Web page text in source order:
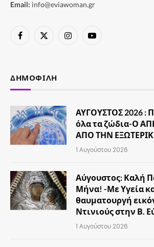
Email: info@eviawoman.gr
Facebook
X
InstagramYouTube
ΔΗΜΟΦΙΛΉ
ΑΥΓΟΥΣΤΟΣ 2026 :
όλα τα ζώδια-Ο
ΑΠΟ ΤΗΝ
1 Αυγούστου 2026
Αύγουστος: Καλή
Μήνα! -Με Υγεία
θαυματουργή
Ντινιούς στην Β.
1 Αυγούστου 2026